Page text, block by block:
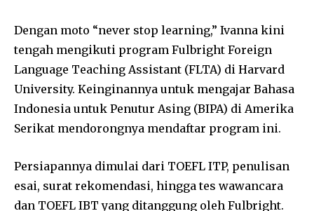
Dengan moto “never stop learning,” Ivanna kini
tengah mengikuti program Fulbright Foreign
Language Teaching Assistant (FLTA) di Harvard
University. Keinginannya untuk mengajar Bahasa
Indonesia untuk Penutur Asing (BIPA) di Amerika
Serikat mendorongnya mendaftar program ini.
Persiapannya dimulai dari TOEFL ITP, penulisan
esai, surat rekomendasi, hingga tes wawancara
dan TOEFL IBT yang ditanggung oleh Fulbright.